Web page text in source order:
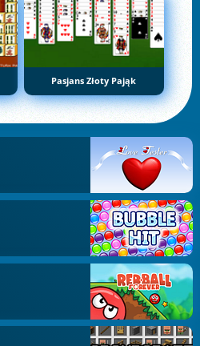
Pasjans Złoty Pająk